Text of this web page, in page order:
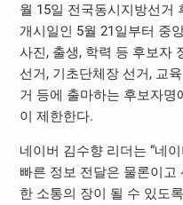
월 15일 전국동시지방선거
개시일인 5월 21일부터 중
사진, 출생, 학력 등 후보자
선거, 기초단체장 선거, 교
거 등에 출마하는 후보자명
이 제한한다.
네이버 김수향 리더는 “네
빠른 정보 전달은 물론이고
한 소통의 장이 될 수 있도